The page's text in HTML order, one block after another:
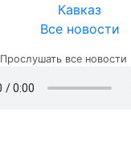
Кавказ
Все новости
Прослушать все новости